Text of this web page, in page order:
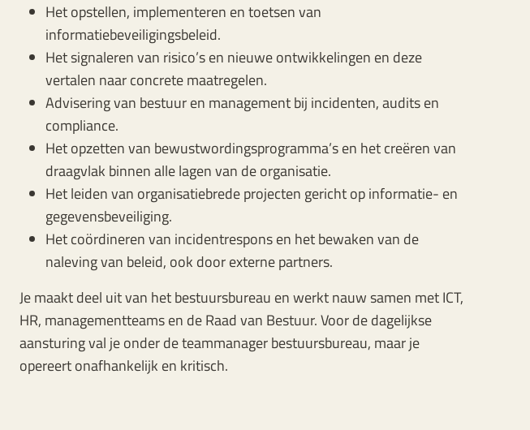
Het opstellen, implementeren en toetsen van
informatiebeveiligingsbeleid.
Het signaleren van risico’s en nieuwe ontwikkelingen en deze
vertalen naar concrete maatregelen.
Advisering van bestuur en management bij incidenten, audits en
compliance.
Het opzetten van bewustwordingsprogramma’s en het creëren van
draagvlak binnen alle lagen van de organisatie.
Het leiden van organisatiebrede projecten gericht op informatie- en
gegevensbeveiliging.
Het coördineren van incidentrespons en het bewaken van de
naleving van beleid, ook door externe partners.
Je maakt deel uit van het bestuursbureau en werkt nauw samen met ICT,
HR, managementteams en de Raad van Bestuur. Voor de dagelijkse
aansturing val je onder de teammanager bestuursbureau, maar je
opereert onafhankelijk en kritisch.